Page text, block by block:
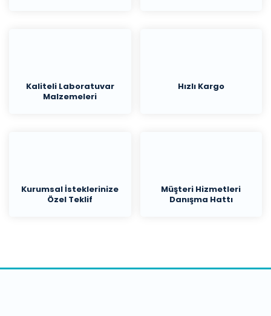
Kaliteli Laboratuvar
Malzemeleri
Hızlı Kargo
Kurumsal İsteklerinize
Özel Teklif
Müşteri Hizmetleri
Danışma Hattı